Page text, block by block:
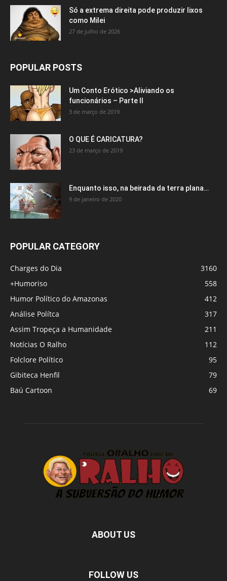
Só a extrema direita pode produzir lixos
como Milei
27 de julho de 2026
POPULAR POSTS
Um Conto Erótico >Aliviando os
funcionários – Parte II
3 de março de 2019
O QUE É CARICATURA?
23 de março de 2019
Enquanto isso, na beirada da terra plana…
9 de janeiro de 2020
POPULAR CATEGORY
Charges do Dia
3160
+Humoriso
558
Humor Político do Amazonas
412
Análise Polítca
317
Assim Tropeça a Humanidade
211
Notícias O Ralho
112
Folclore Político
95
Gibiteca Henfil
79
Baú Cartoon
69
ABOUT US
FOLLOW US